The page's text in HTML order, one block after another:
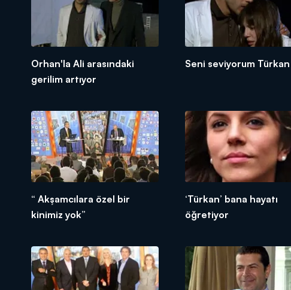
Orhan'la Ali arasındaki
gerilim artıyor
Seni seviyorum Türkan
“ Akşamcılara özel bir
kinimiz yok”
‘Türkan’ bana hayatı
öğretiyor